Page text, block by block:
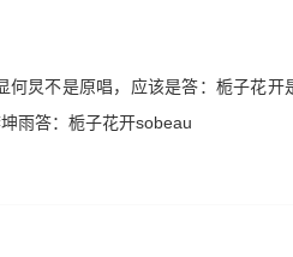
炅不是原唱，应该是答：栀子花开
雨答：栀子花开sobeau